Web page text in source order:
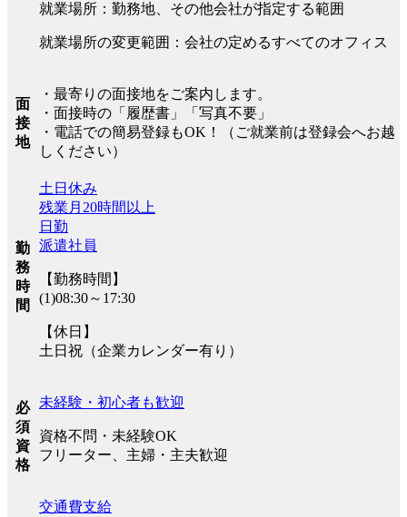
就業場所：勤務地、その他会社が指定する範囲
就業場所の変更範囲：会社の定めるすべてのオフィス
面
接
地
・最寄りの面接地をご案内します。
・面接時の「履歴書」「写真不要」
・電話での簡易登録もOK！（ご就業前は登録会へお越
しください）
勤
務
時
間
土日休み
残業月20時間以上
日勤
派遣社員
【勤務時間】
(1)08:30～17:30
【休日】
土日祝（企業カレンダー有り）
必
須
資
格
未経験・初心者も歓迎
資格不問・未経験OK
フリーター、主婦・主夫歓迎
交通費支給